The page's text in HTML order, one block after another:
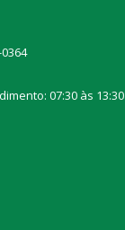
07:30 às 13:30